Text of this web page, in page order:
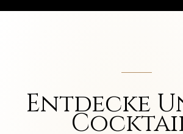
Entdecke